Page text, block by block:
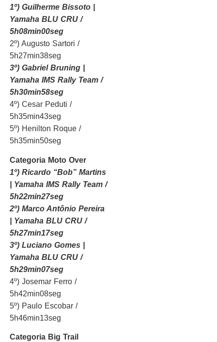
1º) Guilherme Bissoto |
Yamaha BLU CRU /
5h08min00seg
2º) Augusto Sartori /
5h27min38seg
3º) Gabriel Bruning |
Yamaha IMS Rally Team /
5h30min58seg
4º) Cesar Peduti /
5h35min43seg
5º) Henilton Roque /
5h35min50seg
Categoria Moto Over
1º) Ricardo “Bob” Martins
| Yamaha IMS Rally Team /
5h22min27seg
2º) Marco Antônio Pereira
| Yamaha BLU CRU /
5h27min17seg
3º) Luciano Gomes |
Yamaha BLU CRU /
5h29min07seg
4º) Josemar Ferro /
5h42min08seg
5º) Paulo Escobar /
5h46min13seg
Categoria Big Trail